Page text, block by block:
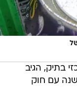
בתיק, הגיב
לחשדות נגדו ומסר כי "אני עובד 15 שנה עם חוק